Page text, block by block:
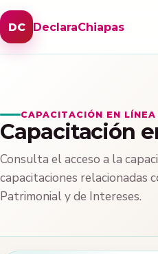
DC DeclaraChiapas
CAPACITACIÓN EN LÍNEA
Capacitación
Consulta el acceso a la
capacitaciones relacionadas
Patrimonial y de Intereses.